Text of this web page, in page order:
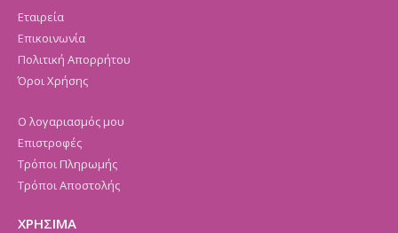
Εταιρεία
Επικοινωνία
Πολιτική Απορρήτου
Όροι Χρήσης
Ο λογαριασμός μου
Επιστροφές
Τρόποι Πληρωμής
Τρόποι Αποστολής
ΧΡΗΣΙΜΑ